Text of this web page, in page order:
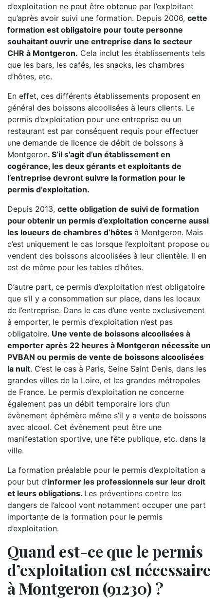
d’exploitation ne peut être obtenue par l’exploitant
qu’après avoir suivi une formation. Depuis 2006, cette
formation est obligatoire pour toute personne
souhaitant ouvrir une entreprise dans le secteur
CHR à Montgeron. Cela inclut les établissements tels
que les bars, les cafés, les snacks, les chambres
d’hôtes, etc.
En effet, ces différents établissements proposent en
général des boissons alcoolisées à leurs clients. Le
permis d’exploitation pour une entreprise ou un
restaurant est par conséquent requis pour effectuer
une demande de licence de débit de boissons à
Montgeron. S’il s’agit d’un établissement en
cogérance, les deux gérants et exploitants de
l’entreprise devront suivre la formation pour le
permis d’exploitation.
Depuis 2013, cette obligation de suivi de formation
pour obtenir un permis d’exploitation concerne aussi
les loueurs de chambres d’hôtes à Montgeron. Mais
c’est uniquement le cas lorsque l’exploitant propose ou
vendent des boissons alcoolisées à leur clientèle. Il en
est de même pour les tables d’hôtes.
D’autre part, ce permis d’exploitation n’est obligatoire
que s’il y a consommation sur place, dans les locaux
de l’entreprise. Dans le cas d’une vente exclusivement
à emporter, le permis d’exploitation n’est pas
obligatoire. Une vente de boissons alcoolisées à
emporter après 22 heures à Montgeron nécessite un
PVBAN ou permis de vente de boissons alcoolisées
la nuit. C’est le cas à Paris, Seine Saint Denis, dans les
grandes villes de la Loire, et les grandes métropoles
de France. Le permis d’exploitation ne concerne
également pas un débit temporaire lors d’un
évènement éphémère même s’il y a vente de boissons
avec alcool. Cet évènement peut être une
manifestation sportive, une fête publique, etc. dans la
ville.
La formation préalable pour le permis d’exploitation a
pour but d’informer les professionnels sur leur droit
et leurs obligations. Les préventions contre les
dangers de l’alcool vont notamment occuper une part
importante de la formation pour le permis
d’exploitation.
Quand est-ce que le permis
d’exploitation est nécessaire
à Montgeron (91230) ?